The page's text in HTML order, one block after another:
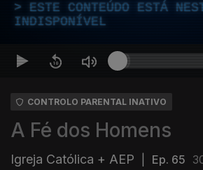
ESTE CONTEÚDO ESTÁ
INDISPONÍVEL
CONTROLO PARENTAL INATIVO
A Fé dos Homens
Igreja Católica + AEP Ep. 65